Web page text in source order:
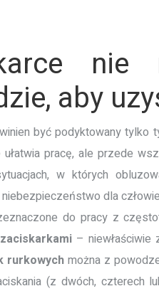
aby
być podyktowany tylko
pracę, ale przede
w których
dla
do pracy z
zaciskarkami– niewłaściwie
rurkowychmożna z
(z dwóch, czterech